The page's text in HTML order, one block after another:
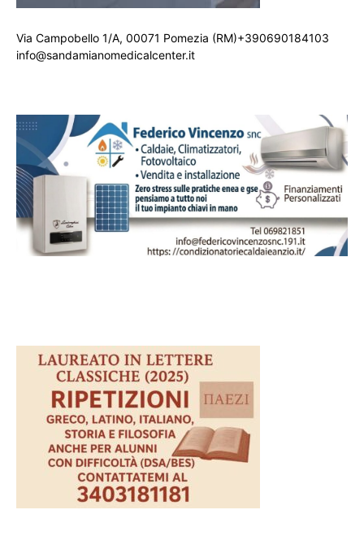
Via Campobello 1/A, 00071 Pomezia (RM)+390690184103
info@sandamianomedicalcenter.it